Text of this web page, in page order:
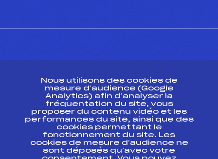
Ressources
Pass’Neige
Projet sportif fédéral
Projet de performance fédéral
Antidopage
Nous utilisons des cookies de
mesure d’audience (Google
Analytics) afin d’analyser la
fréquentation du site, vous
proposer du contenu vidéo et les
performances du site, ainsi que des
cookies permettant le
fonctionnement du site. Les
cookies de mesure d’audience ne
sont déposés qu’avec votre